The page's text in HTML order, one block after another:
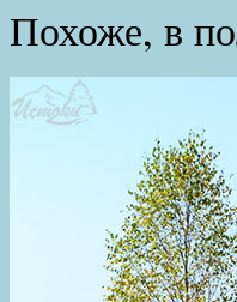
Похоже, в